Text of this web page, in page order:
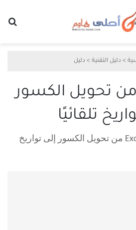
> دليل التقنية > دليل
منع Excel من تحويل الكسور
تلقائيًا